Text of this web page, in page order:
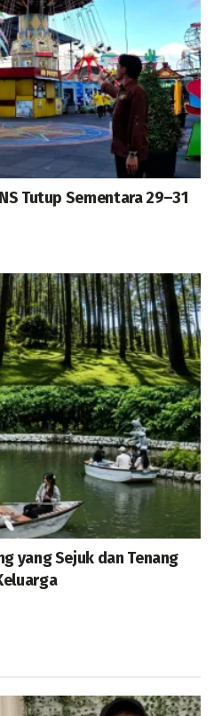
Tutup Sementara 29–31
yang Sejuk dan Tenang